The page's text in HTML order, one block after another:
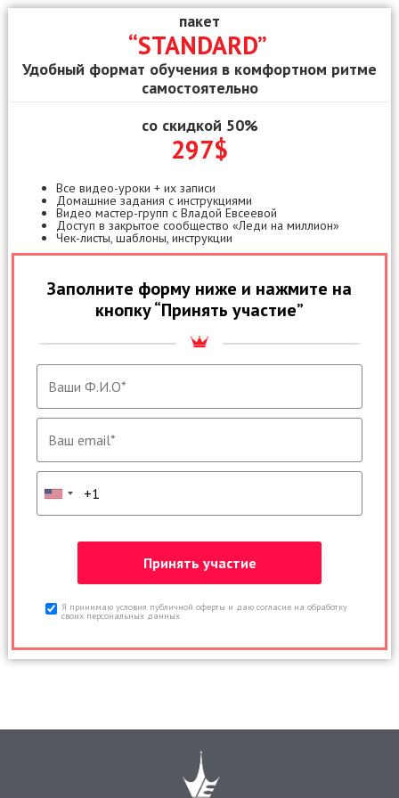
пакет
“STANDARD”
Удобный формат обучения в комфортном ритме
самостоятельно
со скидкой 50%
297$
Все видео-уроки + их записи
Домашние задания с инструкциями
Видео мастер-групп с Владой Евсеевой
Доступ в закрытое сообщество «Леди на миллион»
Чек-листы, шаблоны, инструкции
Заполните форму ниже и нажмите на
кнопку “Принять участие”
Я принимаю условия публичной оферты и даю согласие на обработку
своих персональных данных